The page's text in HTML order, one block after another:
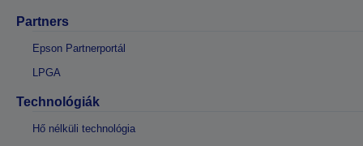
Partners
Epson Partnerportál
LPGA
Technológiák
Hő nélküli technológia